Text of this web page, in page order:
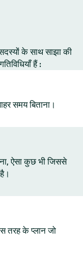
के साथ साझा की
हैं :
समय बिताना।
ऐसा कुछ भी जिससे
तरह के प्लान जो